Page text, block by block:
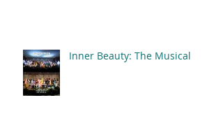
Inner Beauty: The Musical